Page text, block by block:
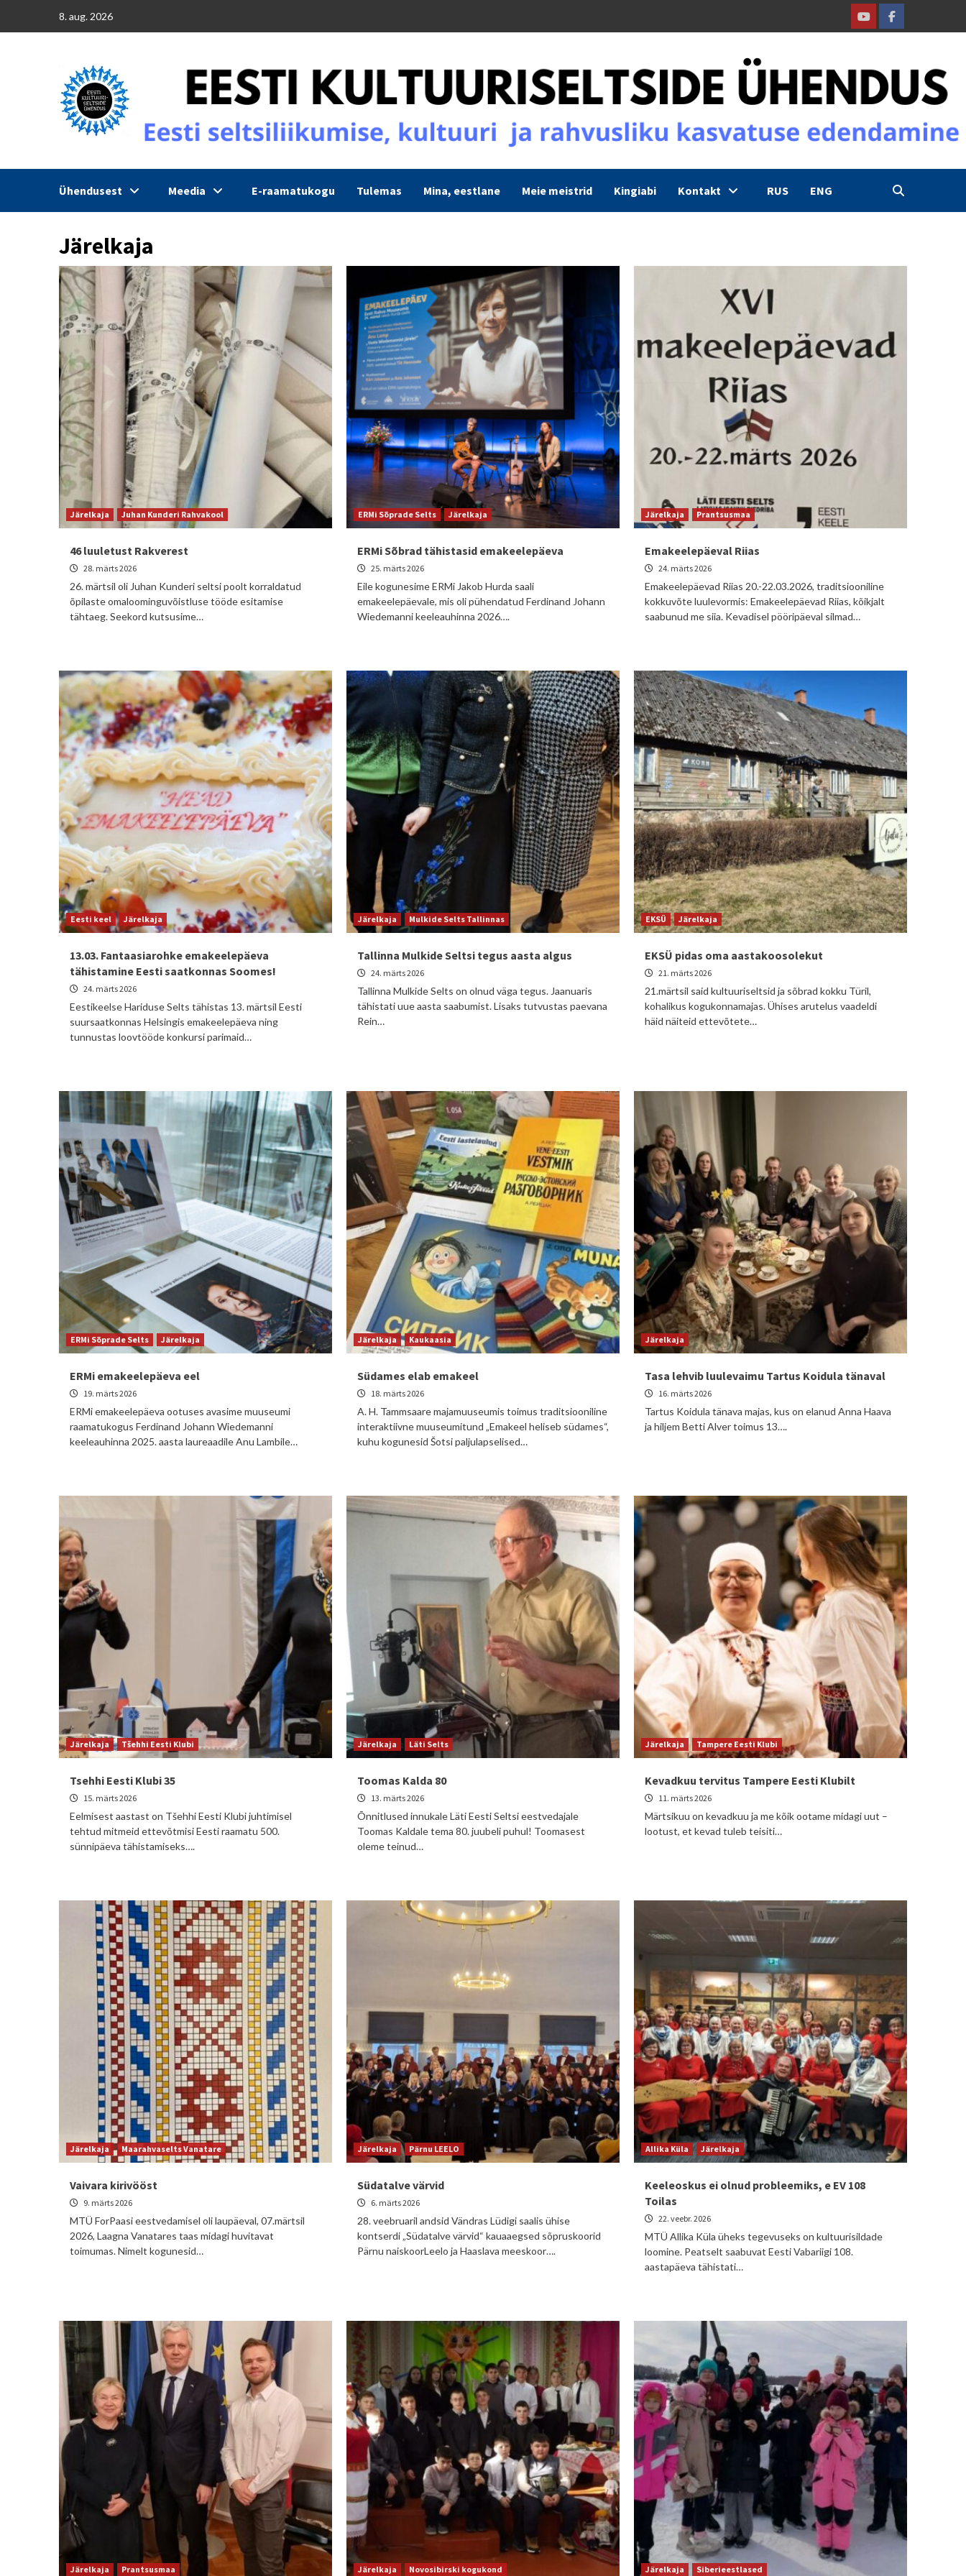
8. aug. 2026
YoutubeFacebook
Ühendusest Meedia E-raamatukogu Tulemas Mina, eestlane Meie meistrid Kingiabi Kontakt RUS ENG
Järelkaja
Järelkaja Juhan Kunderi Rahvakool
46 luuletust Rakverest
28. märts 2026
26. märtsil oli Juhan Kunderi seltsi poolt korraldatud
õpilaste omaloominguvõistluse tööde esitamise
tähtaeg. Seekord kutsusime…
ERMi Sõprade Selts Järelkaja
ERMi Sõbrad tähistasid emakeelepäeva
25. märts 2026
Eile kogunesime ERMi Jakob Hurda saali
emakeelepäevale, mis oli pühendatud Ferdinand Johann
Wiedemanni keeleauhinna 2026….
Järelkaja Prantsusmaa
Emakeelepäeval Riias
24. märts 2026
Emakeelepäevad Riias 20.-22.03.2026, traditsiooniline
kokkuvõte luulevormis: Emakeelepäevad Riias, kõikjalt
saabunud me siia. Kevadisel pööripäeval silmad…
Eesti keel Järelkaja
13.03. Fantaasiarohke emakeelepäeva
tähistamine Eesti saatkonnas Soomes!
24. märts 2026
Eestikeelse Hariduse Selts tähistas 13. märtsil Eesti
suursaatkonnas Helsingis emakeelepäeva ning
tunnustas loovtööde konkursi parimaid…
Järelkaja Mulkide Selts Tallinnas
Tallinna Mulkide Seltsi tegus aasta algus
24. märts 2026
Tallinna Mulkide Selts on olnud väga tegus. Jaanuaris
tähistati uue aasta saabumist. Lisaks tutvustas paevana
Rein…
EKSÜ Järelkaja
EKSÜ pidas oma aastakoosolekut
21. märts 2026
21.märtsil said kultuuriseltsid ja sõbrad kokku Türil,
kohalikus kogukonnamajas. Ühises arutelus vaadeldi
häid näiteid ettevõtete…
ERMi Sõprade Selts Järelkaja
ERMi emakeelepäeva eel
19. märts 2026
ERMi emakeelepäeva ootuses avasime muuseumi
raamatukogus Ferdinand Johann Wiedemanni
keeleauhinna 2025. aasta laureaadile Anu Lambile…
Järelkaja Kaukaasia
Südames elab emakeel
18. märts 2026
A. H. Tammsaare majamuuseumis toimus traditsiooniline
interaktiivne muuseumitund „Emakeel heliseb südames“,
kuhu kogunesid Šotsi paljulapselised…
Järelkaja
Tasa lehvib luulevaimu Tartus Koidula tänaval
16. märts 2026
Tartus Koidula tänava majas, kus on elanud Anna Haava
ja hiljem Betti Alver toimus 13….
Järelkaja Tšehhi Eesti Klubi
Tsehhi Eesti Klubi 35
15. märts 2026
Eelmisest aastast on Tšehhi Eesti Klubi juhtimisel
tehtud mitmeid ettevõtmisi Eesti raamatu 500.
sünnipäeva tähistamiseks….
Järelkaja Läti Selts
Toomas Kalda 80
13. märts 2026
Õnnitlused innukale Läti Eesti Seltsi eestvedajale
Toomas Kaldale tema 80. juubeli puhul! Toomasest
oleme teinud…
Järelkaja Tampere Eesti Klubi
Kevadkuu tervitus Tampere Eesti Klubilt
11. märts 2026
Märtsikuu on kevadkuu ja me kõik ootame midagi uut –
lootust, et kevad tuleb teisiti…
Järelkaja Maarahvaselts Vanatare
Vaivara kirivööst
9. märts 2026
MTÜ ForPaasi eestvedamisel oli laupäeval, 07.märtsil
2026, Laagna Vanatares taas midagi huvitavat
toimumas. Nimelt kogunesid…
Järelkaja Pärnu LEELO
Südatalve värvid
6. märts 2026
28. veebruaril andsid Vändras Lüdigi saalis ühise
kontserdi „Südatalve värvid“ kauaaegsed sõpruskoorid
Pärnu naiskoorLeelo ja Haaslava meeskoor….
Allika Küla Järelkaja
Keeleoskus ei olnud probleemiks, e EV 108
Toilas
22. veebr. 2026
MTÜ Allika Küla üheks tegevuseks on kultuurisildade
loomine. Peatselt saabuvat Eesti Vabariigi 108.
aastapäeva tähistati…
Järelkaja Prantsusmaa Järelkaja Novosibirski kogukond Järelkaja Siberieestlased